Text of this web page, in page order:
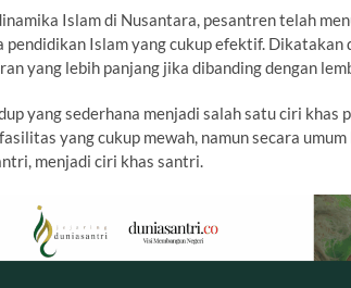
Islam di Nusantara, pesantren telah
pendidikan Islam yang cukup efektif.
yang lebih panjang jika dibanding dengan
yang sederhana menjadi salah satu ciri
yang cukup mewah, namun secara
menjadi ciri khas santri.